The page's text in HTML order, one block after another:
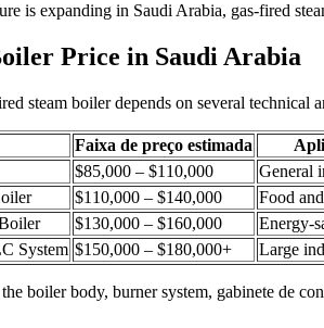
is expanding in Saudi Arabia, gas-fired
Price in Saudi Arabia
steam boiler depends on several technical
Faixa de preço estimada
$85,000 – $110,000
General
$110,000 – $140,000
Food
$130,000 – $160,000
Energy-
System $150,000 – $180,000+ Large
boiler body, burner system, gabinete de